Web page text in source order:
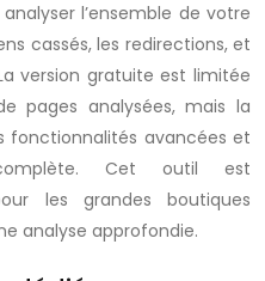
l’ensemble de votre
cassés, les redirections, et
version gratuite est limitée
pages analysées, mais la
fonctionnalités avancées et
Cet outil est
les grandes boutiques
analyse approfondie.